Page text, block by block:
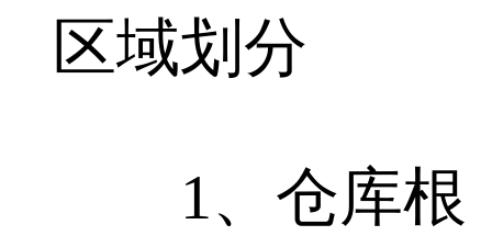
区域划分
1、仓库根